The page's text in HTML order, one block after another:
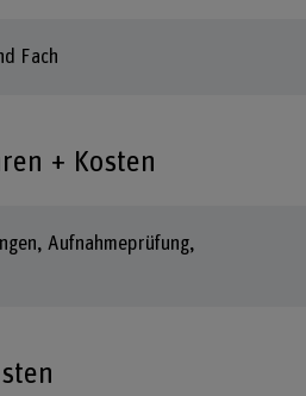
Fach
+ Kosten
Aufnahmeprüfung,